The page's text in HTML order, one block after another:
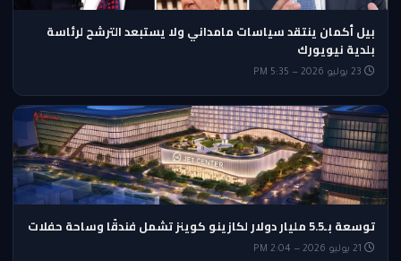
بيل أكمان ينتقد سياسات مامداني ولا يستبعد الترشح لرئاسة
بلدية نيويورك
توسعة بـ5.5 مليار دولار لكازينو كوينز تشمل فندقًا وساحة حفلات